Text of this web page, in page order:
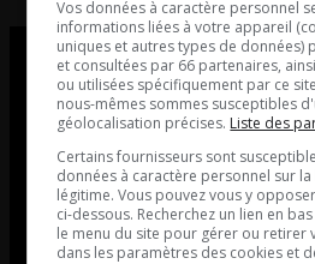
Vos données à caractère personnel
informations liées à votre appareil
uniques et autres types de données)
et consultées par 66 partenaires,
ou utilisées spécifiquement par ce
nous-mêmes sommes susceptibles
géolocalisation précises. Liste des
Certains fournisseurs sont
données à caractère personnel sur
légitime. Vous pouvez vous y
ci-dessous. Recherchez un lien en
le menu du site pour gérer ou retirer
dans les paramètres des cookies et